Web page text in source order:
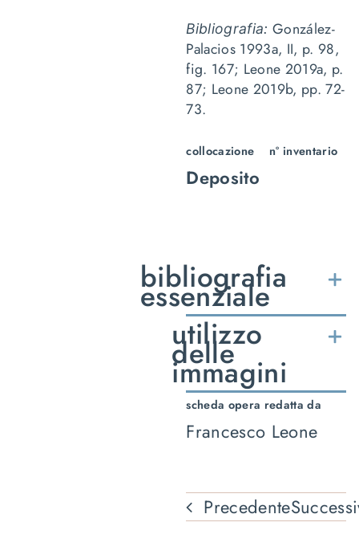
Bibliografia: González-
Palacios 1993a, II, p. 98,
fig. 167; Leone 2019a, p.
87; Leone 2019b, pp. 72-
73.
collocazione
Deposito
n° inventario
bibliografia
essenziale
utilizzo
delle
immagini
scheda opera redatta da
Francesco Leone
Precedente